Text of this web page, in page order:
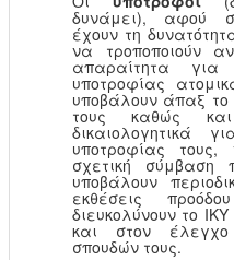
δυνάμει), αφού
έχουν τη
να τροποποιούν
απαραίτητα
υποτροφίας
υποβάλουν άπαξ
τους καθώς
δικαιολογητικά
υποτροφίας
σχετική
υποβάλουν
εκθέσεις
διευκολύνουν το
και στον
σπουδών τους.